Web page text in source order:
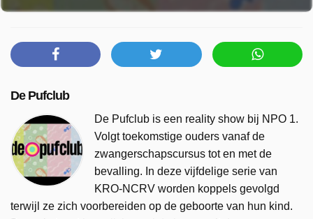
De Pufclub
De Pufclub is een reality show bij NPO 1.
Volgt toekomstige ouders vanaf de
zwangerschapscursus tot en met de
bevalling. In deze vijfdelige serie van
KRO-NCRV worden koppels gevolgd
terwijl ze zich voorbereiden op de geboorte van hun kind.